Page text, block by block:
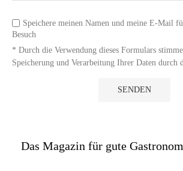
Speichere meinen Namen und meine E-Mail
Besuch
* Durch die Verwendung dieses Formulars
Speicherung und Verarbeitung Ihrer Daten durch
Das Magazin für gute